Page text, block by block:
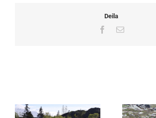
Deila
Facebook
Email